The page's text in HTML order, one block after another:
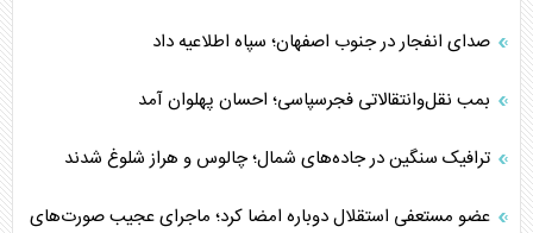
صدای انفجار در جنوب اصفهان؛ سپاه اطلاعیه داد
بمب نقل‌وانتقالاتی فجرسپاسی؛ احسان پهلوان آمد
ترافیک سنگین در جاده‌های شمال؛ چالوس و هراز شلوغ شدند
عضو مستعفی استقلال دوباره امضا کرد؛ ماجرای عجیب صورت‌های